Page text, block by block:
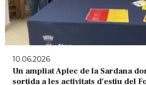
10.06.2026
Un ampliat Aplec de la Sardana
sortida a les activitats d'estiu del